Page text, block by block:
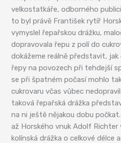
velkostatkáře, odborného
to byl právě František rytíř
vymyslel řepařskou drážku,
dopravovala řepu z polí do
dokážeme reálně představit,
řepy na povozech při tehdejší
se při špatném počasí mohlo
cukrovaru včas vůbec
taková řepařská drážka
na ni ještě nějakou dobu
až Horského vnuk Adolf Richter
kolínská drážka o celkové délce